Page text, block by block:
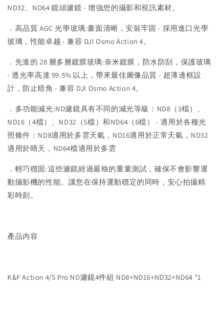
ND32、ND64 鏡頭濾鏡 - 增強您的攝影和視訊素材。
．高品質 AGC 光學玻璃:畫面清晰，安裝牢固 - 採用進口光學
玻璃，性能卓越 - 兼容 DJI Osmo Action 4。
．先進的 28 層多層鍍膜玻璃:奈米鍍膜，防水防刮，保護玻璃
- 透光率高達 99.5% 以上，帶來最佳圖像品質 - 超薄邊框設
計，防止暗角 - 兼容 DJI Osmo Action 4。
．多功能減光:ND濾鏡具有不同的減光等級：ND8（3檔）、
ND16（4檔）、ND32（5檔）和ND64（6檔） - 適用於各種光
照條件：ND8適用於多雲天氣，ND16適用於正常天氣，ND32
適用於晴天，ND64檔適用於多雲
．輕巧穩固:這些濾鏡經過嚴格的重量測試，確保不會影響運
動攝影機的性能。讓您在保持運動穩定的同時，安心拍攝精
彩時刻。
產品內容
K&F Action 4/5 Pro ND濾鏡4件組 ND8+ND16+ND32+ND64 *1